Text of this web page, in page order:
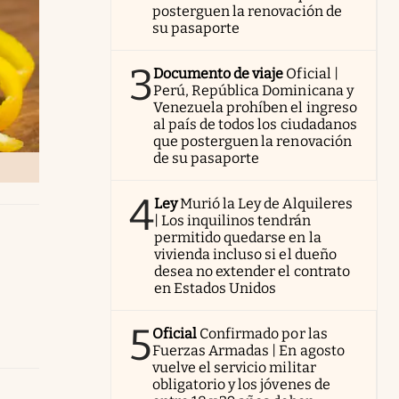
posterguen la renovación de
su pasaporte
3Documento de viaje Oficial |
Perú, República Dominicana y
Venezuela prohíben el ingreso
al país de todos los ciudadanos
que posterguen la renovación
de su pasaporte
4LeyMurió la Ley de Alquileres
| Los inquilinos tendrán
permitido quedarse en la
vivienda incluso si el dueño
desea no extender el contrato
en Estados Unidos
5Oficial Confirmado por las
Fuerzas Armadas | En agosto
vuelve el servicio militar
obligatorio y los jóvenes de